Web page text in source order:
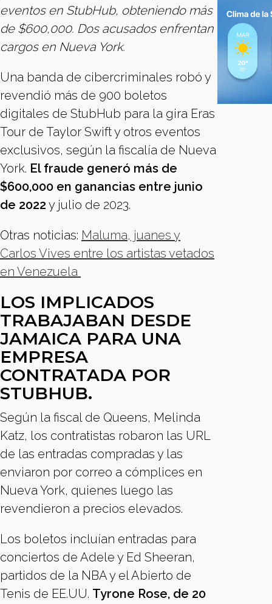
eventos en StubHub, obteniendo más
de $600,000. Dos acusados enfrentan
cargos en Nueva York.
Una banda de cibercriminales robó y
revendió más de 900 boletos
digitales de StubHub para la gira Eras
Tour de Taylor Swift y otros eventos
exclusivos, según la fiscalía de Nueva
York. El fraude generó más de
$600,000 en ganancias entre junio
de 2022 y julio de 2023.
Otras noticias: Maluma, juanes y
Carlos Vives entre los artistas vetados
en Venezuela
LOS IMPLICADOS
TRABAJABAN DESDE
JAMAICA PARA UNA
EMPRESA
CONTRATADA POR
STUBHUB.
Según la fiscal de Queens, Melinda
Katz, los contratistas robaron las URL
de las entradas compradas y las
enviaron por correo a cómplices en
Nueva York, quienes luego las
revendieron a precios elevados.
Los boletos incluían entradas para
conciertos de Adele y Ed Sheeran,
partidos de la NBA y el Abierto de
Tenis de EE.UU. Tyrone Rose, de 20